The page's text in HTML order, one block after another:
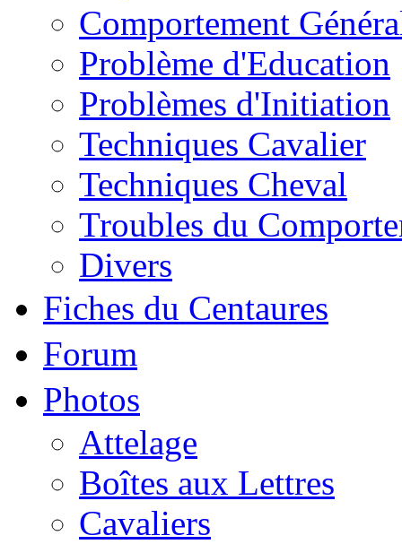
Comportement
Problème d'Education
Problèmes d'Initiation
Techniques Cavalier
Techniques Cheval
Troubles du
Divers
Fiches du Centaures
Forum
Photos
Attelage
Boîtes aux Lettres
Cavaliers